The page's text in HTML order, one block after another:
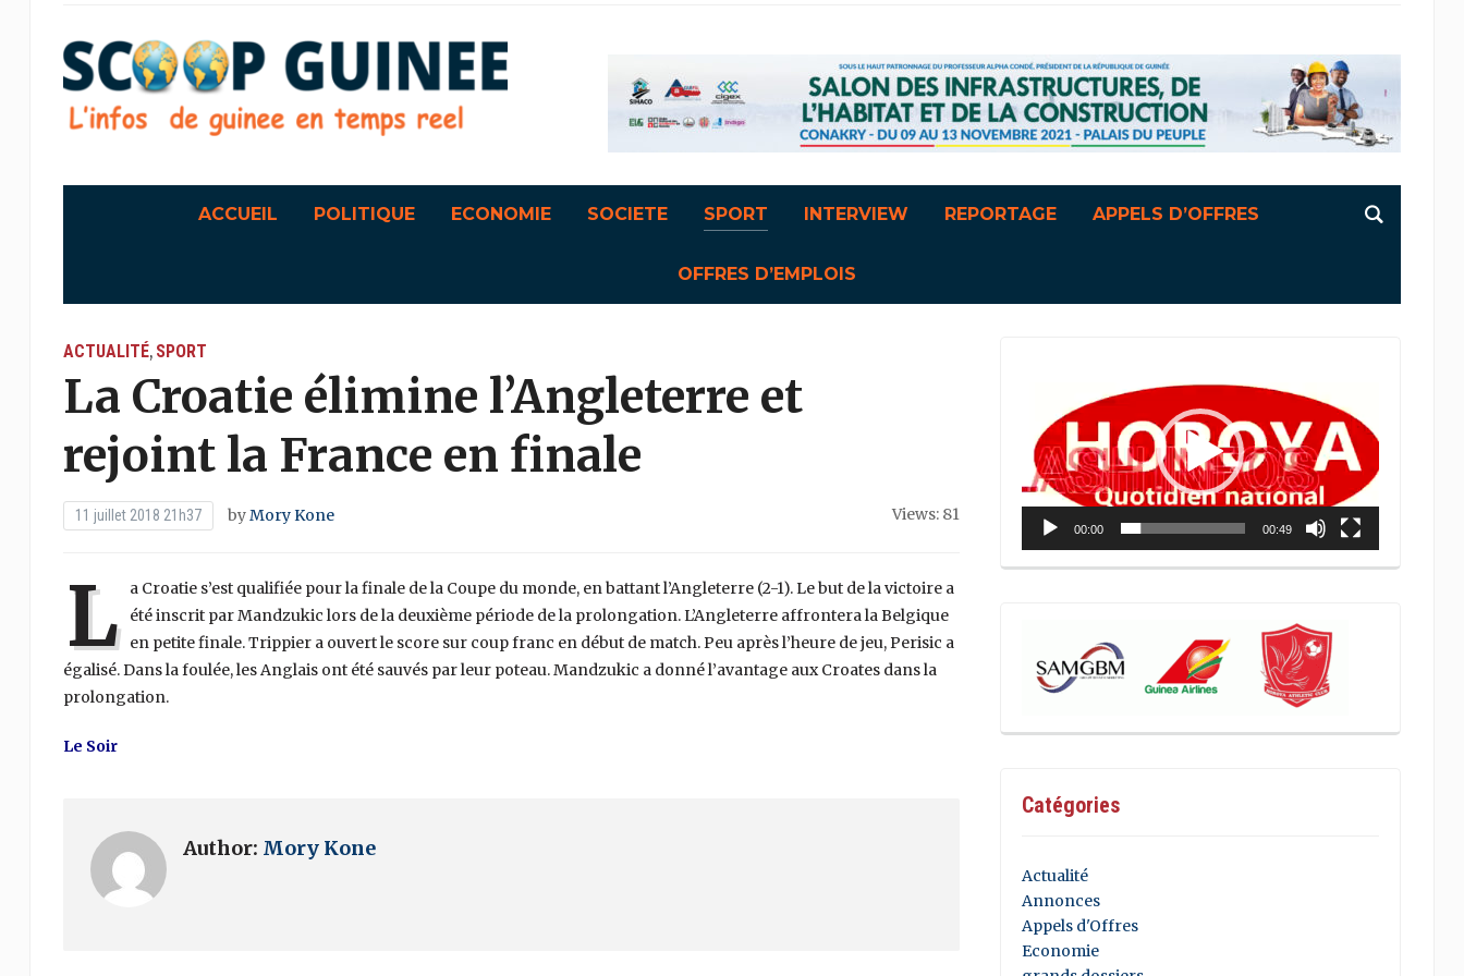
ACCUEIL POLITIQUE ECONOMIE SOCIETE SPORT INTERVIEW REPORTAGE APPELS D’OFFRES
OFFRES D’EMPLOIS
ACTUALITÉ, SPORT
La Croatie élimine l’Angleterre et
rejoint la France en finale
11 juillet 2018 21h37 byMory Kone Views: 81
L
a Croatie s’est qualifiée pour la finale de la Coupe du monde, en battant l’Angleterre (2-1). Le but de la victoire a
été inscrit par Mandzukic lors de la deuxième période de la prolongation. L’Angleterre affrontera la Belgique
en petite finale. Trippier a ouvert le score sur coup franc en début de match. Peu après l’heure de jeu, Perisic a
égalisé. Dans la foulée, les Anglais ont été sauvés par leur poteau. Mandzukic a donné l’avantage aux Croates dans la
prolongation.
Le Soir
Author: Mory Kone
00:00 00:49
Catégories
Actualité
Annonces
Appels d'Offres
Economie